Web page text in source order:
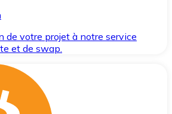
de votre projet à notre service
et de swap.